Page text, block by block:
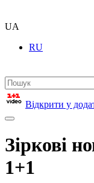
UA
RU
Відкрити у
Зіркові
1+1